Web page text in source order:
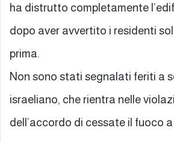
ha distrutto completamente
dopo aver avvertito i residenti
prima.
Non sono stati segnalati feriti a
israeliano, che rientra nelle
dell’accordo di cessate il fuoco